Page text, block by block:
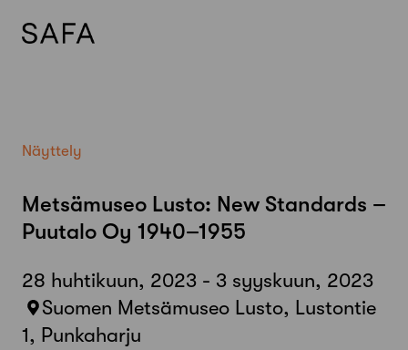
Näyttely
Metsämuseo Lusto: New Standards –
Puutalo Oy 1940–1955
28 huhtikuun, 2023 - 3 syyskuun, 2023
Suomen Metsämuseo Lusto, Lustontie
1, Punkaharju